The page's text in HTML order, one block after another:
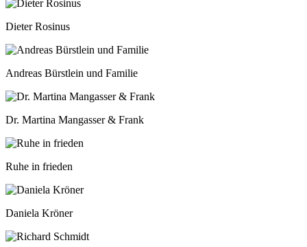
Dieter Rosinus
Andreas Bürstlein und Familie
Dr. Martina Mangasser & Frank
Ruhe in frieden
Daniela Kröner